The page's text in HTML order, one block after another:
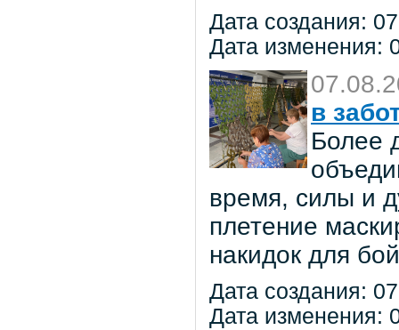
Дата создания:
Дата изменения:
в
Более
время, силы и
плетение
накидок для
Дата создания:
Дата изменения: